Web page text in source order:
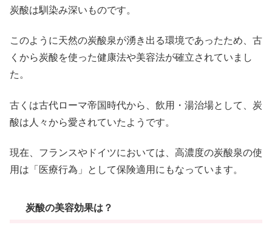
炭酸は馴染み深いものです。
このように天然の炭酸泉が湧き出る環境であったため、古
くから炭酸を使った健康法や美容法が確立されていまし
た。
古くは古代ローマ帝国時代から、飲用・湯治場として、炭
酸は人々から愛されていたようです。
現在、フランスやドイツにおいては、高濃度の炭酸泉の使
用は「医療行為」として保険適用にもなっています。
炭酸の美容効果は？